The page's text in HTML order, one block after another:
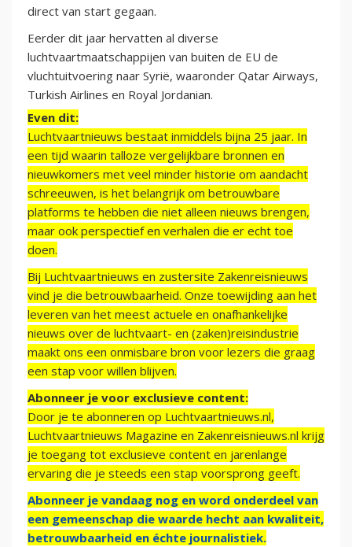
direct van start gegaan.
Eerder dit jaar hervatten al diverse
luchtvaartmaatschappijen van buiten de EU de
vluchtuitvoering naar Syrië, waaronder Qatar Airways,
Turkish Airlines en Royal Jordanian.
Even dit:
Luchtvaartnieuws bestaat inmiddels bijna 25 jaar. In
een tijd waarin talloze vergelijkbare bronnen en
nieuwkomers met veel minder historie om aandacht
schreeuwen, is het belangrijk om betrouwbare
platforms te hebben die niet alleen nieuws brengen,
maar ook perspectief en verhalen die er echt toe
doen.
Bij Luchtvaartnieuws en zustersite Zakenreisnieuws
vind je die betrouwbaarheid. Onze toewijding aan het
leveren van het meest actuele en onafhankelijke
nieuws over de luchtvaart- en (zaken)reisindustrie
maakt ons een onmisbare bron voor lezers die graag
een stap voor willen blijven.
Abonneer je voor exclusieve content:
Door je te abonneren op Luchtvaartnieuws.nl,
Luchtvaartnieuws Magazine en Zakenreisnieuws.nl krijg
je toegang tot exclusieve content en jarenlange
ervaring die je steeds een stap voorsprong geeft.
Abonneer je vandaag nog en word onderdeel van
een gemeenschap die waarde hecht aan kwaliteit,
betrouwbaarheid en échte journalistiek.